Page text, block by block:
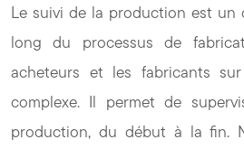
Le suivi de la production est
long du processus de
acheteurs et les fabricants
complexe. Il permet de
production, du début à la fin.